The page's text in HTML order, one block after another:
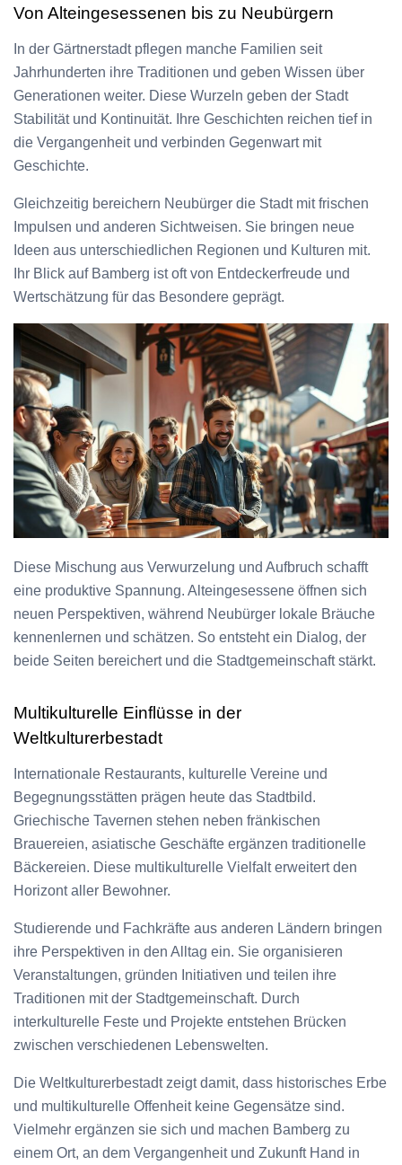
Von Alteingesessenen bis zu Neubürgern
In der Gärtnerstadt pflegen manche Familien seit
Jahrhunderten ihre Traditionen und geben Wissen über
Generationen weiter. Diese Wurzeln geben der Stadt
Stabilität und Kontinuität. Ihre Geschichten reichen tief in
die Vergangenheit und verbinden Gegenwart mit
Geschichte.
Gleichzeitig bereichern Neubürger die Stadt mit frischen
Impulsen und anderen Sichtweisen. Sie bringen neue
Ideen aus unterschiedlichen Regionen und Kulturen mit.
Ihr Blick auf Bamberg ist oft von Entdeckerfreude und
Wertschätzung für das Besondere geprägt.
Diese Mischung aus Verwurzelung und Aufbruch schafft
eine produktive Spannung. Alteingesessene öffnen sich
neuen Perspektiven, während Neubürger lokale Bräuche
kennenlernen und schätzen. So entsteht ein Dialog, der
beide Seiten bereichert und die Stadtgemeinschaft stärkt.
Multikulturelle Einflüsse in der
Weltkulturerbestadt
Internationale Restaurants, kulturelle Vereine und
Begegnungsstätten prägen heute das Stadtbild.
Griechische Tavernen stehen neben fränkischen
Brauereien, asiatische Geschäfte ergänzen traditionelle
Bäckereien. Diese multikulturelle Vielfalt erweitert den
Horizont aller Bewohner.
Studierende und Fachkräfte aus anderen Ländern bringen
ihre Perspektiven in den Alltag ein. Sie organisieren
Veranstaltungen, gründen Initiativen und teilen ihre
Traditionen mit der Stadtgemeinschaft. Durch
interkulturelle Feste und Projekte entstehen Brücken
zwischen verschiedenen Lebenswelten.
Die Weltkulturerbestadt zeigt damit, dass historisches Erbe
und multikulturelle Offenheit keine Gegensätze sind.
Vielmehr ergänzen sie sich und machen Bamberg zu
einem Ort, an dem Vergangenheit und Zukunft Hand in